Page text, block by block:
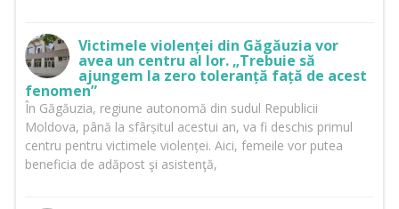
Victimele violenței din Găgăuzia vor
avea un centru al lor. „Trebuie să
ajungem la zero toleranță față de acest
fenomen”
În Găgăuzia, regiune autonomă din sudul Republicii
Moldova, până la sfârșitul acestui an, va fi deschis primul
centru pentru victimele violenței. Aici, femeile vor putea
beneficia de adăpost şi asistenţă,